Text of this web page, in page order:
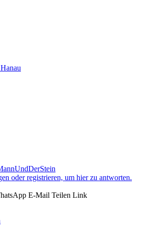
oder registrieren, um hier zu antworten.
E-Mail Teilen Link